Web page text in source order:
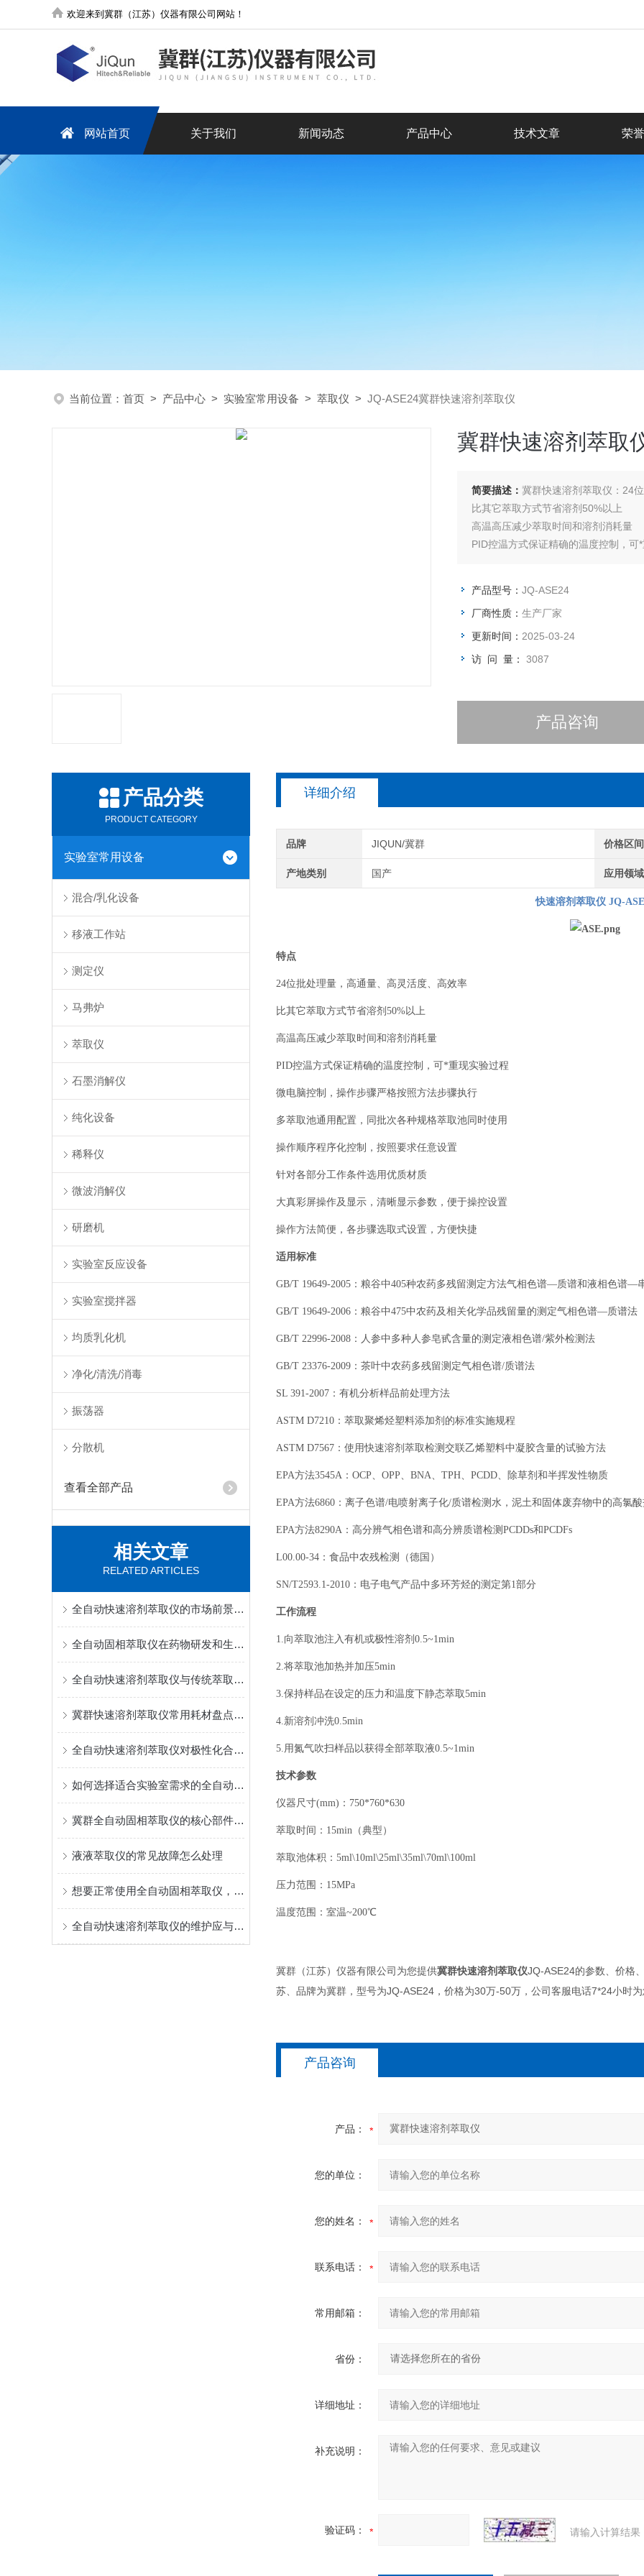
欢迎来到冀群（江苏）仪器有限公司网站！
网站首页 关于我们 新闻动态 产品中心 技术文章 荣
当前位置： 首页 > 产品中心 > 实验室常用设备 > 萃取仪 > JQ-ASE24冀群快速溶剂萃取仪
冀群快速溶剂萃取
简要描述： 冀群快速溶剂萃取仪：24
比其它萃取方式节省溶剂50%以上
高温高压减少萃取时间和溶剂消耗量
PID控温方式保证精确的温度控制，可
产品型号： JQ-ASE24
厂商性质： 生产厂家
更新时间： 2025-03-24
访 问 量： 3087
产品咨询
产品分类
PRODUCT CATEGORY
实验室常用设备
混合/乳化设备
移液工作站
测定仪
马弗炉
萃取仪
石墨消解仪
纯化设备
稀释仪
微波消解仪
研磨机
实验室反应设备
实验室搅拌器
均质乳化机
净化/清洗/消毒
振荡器
分散机
查看全部产品
相关文章
RELATED ARTICLES
全自动快速溶剂萃取仪的市场前景与挑战
全自动固相萃取仪在药物研发和生物医学领域的应用及意义
全自动快速溶剂萃取仪与传统萃取方法的优势比较
冀群快速溶剂萃取仪常用耗材盘点与密封圈寿命延长技巧
全自动快速溶剂萃取仪对极性化合物的溶剂选择优化策略
如何选择适合实验室需求的全自动固相萃取仪？关键参数全解析
冀群全自动固相萃取仪的核心部件及其性能要求
液液萃取仪的常见故障怎么处理
想要正常使用全自动固相萃取仪，这些细节不能忽视
全自动快速溶剂萃取仪的维护应与及其操作、检修密切配合
详细介绍
品牌 JIQUN/冀群 价格区间
产地类别 国产 应用领域
快速溶剂萃取仪 JQ-
特点
24位批处理量，高通量、高灵活度、高效率
比其它萃取方式节省溶剂 50%以上
高温高压减少萃取时间和溶剂消耗量
PID控温方式保证精确的温度控制，可*重现实验过程
微电脑控制，操作步骤严格按照方法步骤执行
多萃取池通用配置，同批次各种规格萃取池同时使用
操作顺序程序化控制，按照要求任意设置
针对各部分工作条件选用优质材质
大真彩屏操作及显示，清晰显示参数，便于操控设置
操作方法简便，各步骤选取式设置，方便快捷
适用标准
GB/T 19649-2005：粮谷中405种农药多残留测定方法气相色谱—质谱和液相色谱—
GB/T 19649-2006：粮谷中475中农药及相关化学品残留量的测定气相色谱—质谱法
GB/T 22996-2008：人参中多种人参皂甙含量的测定液相色谱/紫外检测法
GB/T 23376-2009：茶叶中农药多残留测定气相色谱/质谱法
SL 391-2007：有机分析样品前处理方法
ASTM D7210：萃取聚烯烃塑料添加剂的标准实施规程
ASTM D7567：使用快速溶剂萃取检测交联乙烯塑料中凝胶含量的试验方法
EPA方法3545A ： OCP、OPP、BNA、TPH、PCDD、除草剂和半挥发性物质
EPA方法6860 ：离子色谱/电喷射离子化/质谱检测水，泥土和固体废弃物中的高氯酸
EPA方法8290A ：高分辨气相色谱和高分辨质谱检测 PCDDs和PCDFs
L00.00-34： 食品中农残检测（德国）
SN/T2593.1-2010： 电子电气产品中多环芳烃的测定第1部分
工作流程
1.向萃取池注入有机或极性溶剂0.5~1min
2.将萃取池加热并加压5min
3.保持样品在设定的压力和温度下静态萃取5min
4.新溶剂冲洗0.5min
5.用氮气吹扫样品以获得全部萃取液0.5~1min
技术参数
仪器尺寸(mm)：750*760*630
萃取时间：15min（典型）
萃取池体积：5ml\10ml\25ml\35ml\70ml\100ml
压力范围：15MPa
温度范围：室温~200℃
冀群（江苏）仪器有限公司为您提供冀群快速溶剂萃取仪JQ-ASE24的参数、价格
苏、品牌为冀群，型号为JQ-ASE24，价格为30万-50万，公司客服电话7*24小时
产品咨询
产品：
您的单位：
您的姓名：
联系电话：
常用邮箱：
省份：
详细地址：
补充说明：
验证码： 请输入计算结果